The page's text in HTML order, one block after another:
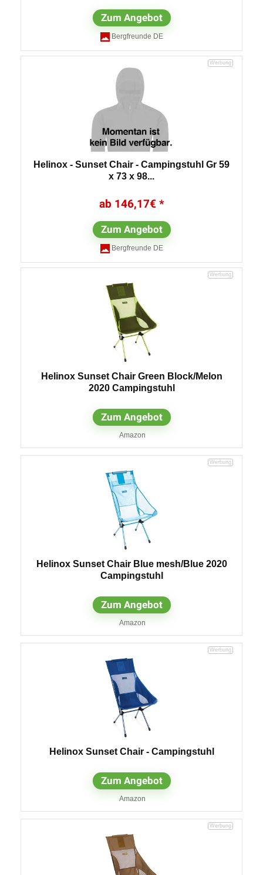
Zum Angebot
Bergfreunde DE
Helinox - Sunset Chair - Campingstuhl Gr 59
x 73 x 98...
146,17€
Zum Angebot
Bergfreunde DE
Helinox Sunset Chair Green Block/Melon
2020 Campingstuhl
Zum Angebot
Amazon
Helinox Sunset Chair Blue mesh/Blue 2020
Campingstuhl
Zum Angebot
Amazon
Helinox Sunset Chair - Campingstuhl
Zum Angebot
Amazon